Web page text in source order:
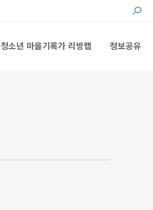
청소년 마을기록가 리빙랩 정보공유
정보공유